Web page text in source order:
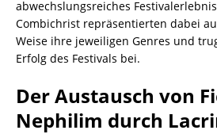
abwechslungsreiches
Combichrist repräsentierten dabei
Weise ihre jeweiligen Genres und
Erfolg des Festivals bei.
Der Austausch von
Nephilim durch